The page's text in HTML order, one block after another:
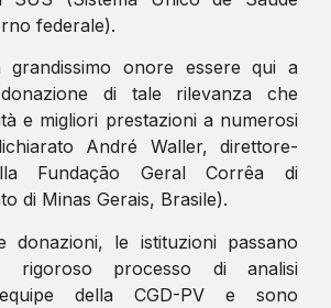
federale).
onore essere qui a
di tale rilevanza che
e migliori prestazioni a numerosi
André Waller, direttore-
Fundação Geral Corrêa di
di Minas Gerais, Brasile).
donazioni, le istituzioni passano
rigoroso processo di analisi
della CGD-PV e sono